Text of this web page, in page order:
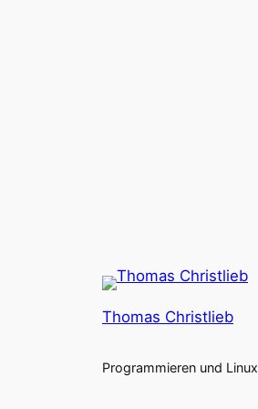
Thomas Christlieb
Programmieren und Linux